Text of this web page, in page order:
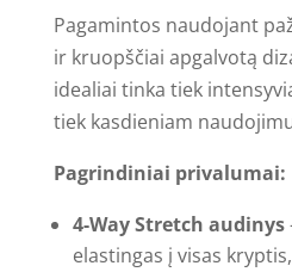
Pagamintos naudojant
ir kruopščiai apgalvotą
idealiai tinka tiek
tiek kasdieniam
Pagrindiniai privalumai:
4-Way Stretch audinys
elastingas į visas